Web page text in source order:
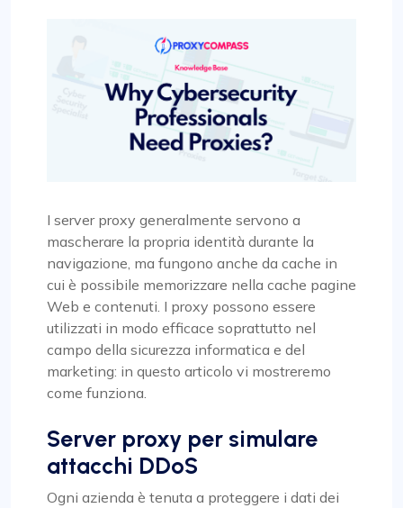
I server proxy generalmente servono a
mascherare la propria identità durante la
navigazione, ma fungono anche da cache in
cui è possibile memorizzare nella cache pagine
Web e contenuti. I proxy possono essere
utilizzati in modo efficace soprattutto nel
campo della sicurezza informatica e del
marketing: in questo articolo vi mostreremo
come funziona.
Server proxy per simulare
attacchi DDoS
Ogni azienda è tenuta a proteggere i dati dei